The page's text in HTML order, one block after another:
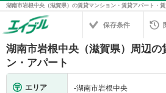
保存条件
湖南市岩根中央（滋賀県）周辺の
ン・アパート
エリア -湖南市岩根中央